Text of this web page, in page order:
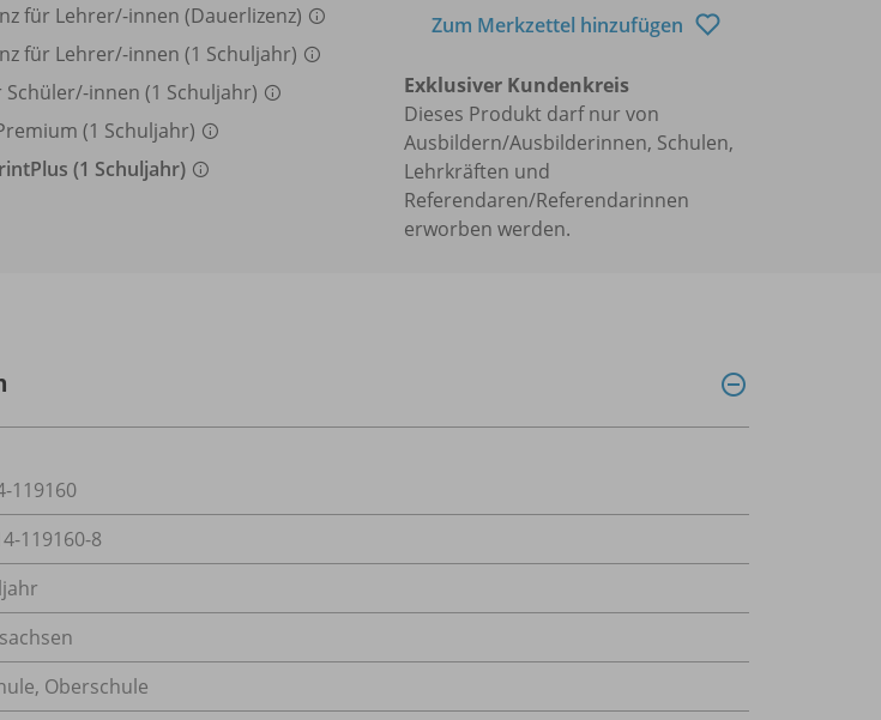
für Lehrer/-innen (Dauerlizenz)
für Lehrer/-innen (1 Schuljahr)
Schüler/-innen (1 Schuljahr)
(1 Schuljahr)
(1 Schuljahr)
Zum Merkzettel hinzufügen
Exklusiver Kundenkreis
Dieses Produkt darf nur von
Ausbildern/Ausbilderinnen, Schulen,
Lehrkräften und
Referendaren/Referendarinnen
erworben werden.
119160
119160-8
Oberschule